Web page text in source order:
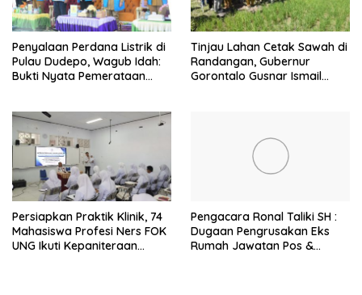
Penyalaan Perdana Listrik di
Pulau Dudepo, Wagub Idah:
Bukti Nyata Pemerataan
Tinjau Lahan Cetak Sawah di
Randangan, Gubernur
Gorontalo Gusnar Ismail
Persiapkan Praktik Klinik, 74
Mahasiswa Profesi Ners FOK
UNG Ikuti Kepaniteraan
Pengacara Ronal Taliki SH :
Dugaan Pengrusakan Eks
Rumah Jawatan Pos &